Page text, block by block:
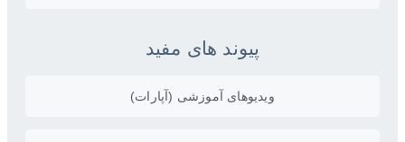
پیوند های مفید
ویدیو‌های آموزشی (آپارات)